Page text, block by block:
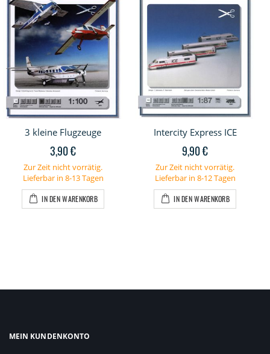
3 kleine Flugzeuge
3,90 €
Zur Zeit nicht vorrätig.
Lieferbar in 8-13 Tagen
IN DEN WARENKORB
Intercity Express ICE
9,90 €
Zur Zeit nicht vorrätig.
Lieferbar in 8-12 Tagen
IN DEN WARENKORB
MEIN KUNDENKONTO